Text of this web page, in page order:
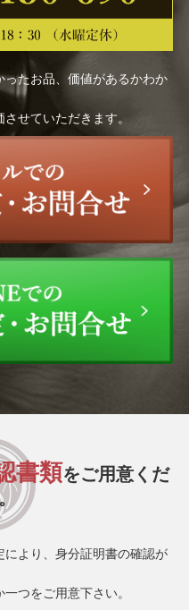
たお品、価値があるかわか
せていただきます。
書類をご用意くだ
より、身分証明書の確認が
つをご用意下さい。